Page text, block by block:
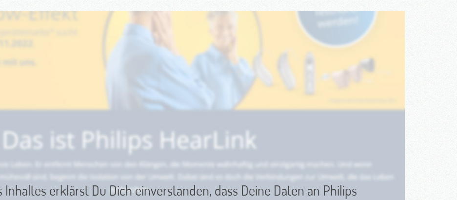
erklärst Du Dich einverstanden, dass Deine Daten an Philips